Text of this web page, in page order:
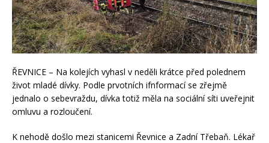
ŘEVNICE – Na kolejích vyhasl v neděli krátce před polednem
život mladé dívky. Podle prvotních ifnformací se zřejmě
jednalo o sebevraždu, dívka totiž měla na sociální síti uveřejnit
omluvu a rozloučení.
K nehodě došlo mezi stanicemi Řevnice a Zadní Třebaň. Lékař